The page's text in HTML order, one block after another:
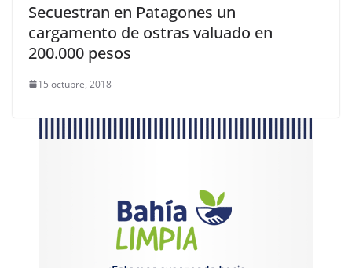
Secuestran en Patagones un
cargamento de ostras valuado en
200.000 pesos
15 octubre, 2018